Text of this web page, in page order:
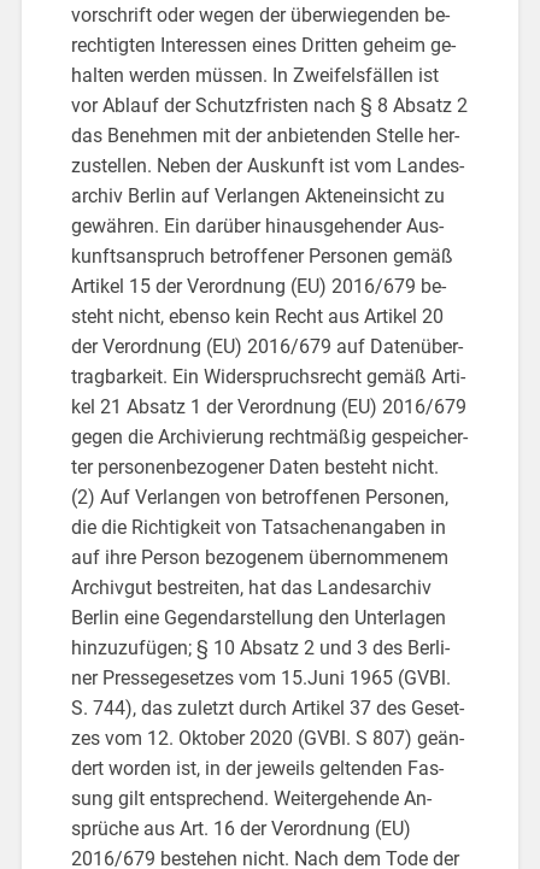
vor­schrift oder wegen der über­wie­gen­den be­
rech­tig­ten In­ter­es­sen eines Drit­ten ge­heim ge­
hal­ten wer­den müs­sen. In Zwei­fels­fäl­len ist
vor Ab­lauf der Schutz­fris­ten nach § 8 Ab­satz 2
das Be­neh­men mit der an­bie­ten­den Stel­le her­
zu­stel­len. Neben der Aus­kunft ist vom Lan­des­
ar­chiv Ber­lin auf Ver­lan­gen Ak­ten­ein­sicht zu
ge­wäh­ren. Ein dar­über hin­aus­ge­hen­der Aus­
kunfts­an­spruch be­trof­fe­ner Per­so­nen gemäß
Ar­ti­kel 15 der Ver­ord­nung (EU) 2016/679 be­
steht nicht, eben­so kein Recht aus Ar­ti­kel 20
der Ver­ord­nung (EU) 2016/679 auf Da­ten­über­
trag­bar­keit. Ein Wi­der­spruchs­recht gemäß Ar­ti­
kel 21 Ab­satz 1 der Ver­ord­nung (EU) 2016/679
gegen die Ar­chi­vie­rung recht­mä­ßig ge­spei­cher­
ter per­so­nen­be­zo­ge­ner Daten be­steht nicht.
(2) Auf Ver­lan­gen von be­trof­fe­nen Per­so­nen,
die die Rich­tig­keit von Tat­sa­chen­an­ga­ben in
auf ihre Per­son be­zo­ge­nem über­nom­me­nem
Ar­chiv­gut be­strei­ten, hat das Lan­des­ar­chiv
Ber­lin eine Ge­gen­dar­stel­lung den Un­ter­la­gen
hin­zu­zu­fü­gen; § 10 Ab­satz 2 und 3 des Ber­li­
ner Pres­se­ge­set­zes vom 15.​Juni 1965 (GVBl.
S. 744), das zu­letzt durch Ar­ti­kel 37 des Ge­set­
zes vom 12. Ok­to­ber 2020 (GVBl. S 807) ge­än­
dert wor­den ist, in der je­weils gel­ten­den Fas­
sung gilt ent­spre­chend. Wei­ter­ge­hen­de An­
sprü­che aus Art. 16 der Ver­ord­nung (EU)
2016/679 be­ste­hen nicht. Nach dem Tode der